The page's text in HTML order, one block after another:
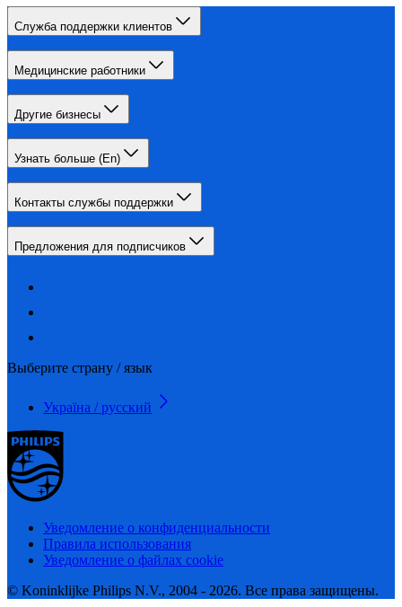
Служба поддержки клиентов
Медицинские работники
Другие бизнесы
Узнать больше (En)
Контакты службы поддержки
Предложения для подписчиков
Выберите страну / язык
Україна / русский
Уведомление о конфиденциальности
Правила использования
Уведомление о файлах cookie
© Koninklijke Philips N.V., 2004 - 2026. Все права защищены.